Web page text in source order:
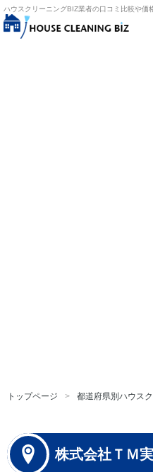
ハウスクリーニングBIZ業者の口コミ比較や価
トップページ 都道府県別ハウス
株式会社ＴＭ